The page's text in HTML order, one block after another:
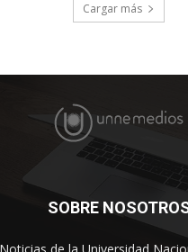
Cargar más
SOBRE